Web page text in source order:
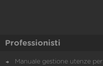
Professionisti
Manuale gestione utenze per